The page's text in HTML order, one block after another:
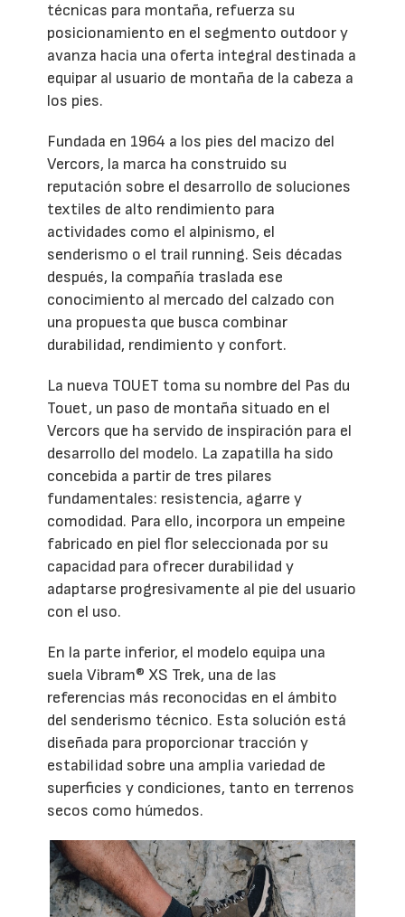
técnicas para montaña, refuerza su
posicionamiento en el segmento outdoor y
avanza hacia una oferta integral destinada a
equipar al usuario de montaña de la cabeza a
los pies.
Fundada en 1964 a los pies del macizo del
Vercors, la marca ha construido su
reputación sobre el desarrollo de soluciones
textiles de alto rendimiento para
actividades como el alpinismo, el
senderismo o el trail running. Seis décadas
después, la compañía traslada ese
conocimiento al mercado del calzado con
una propuesta que busca combinar
durabilidad, rendimiento y confort.
La nueva TOUET toma su nombre del Pas du
Touet, un paso de montaña situado en el
Vercors que ha servido de inspiración para el
desarrollo del modelo. La zapatilla ha sido
concebida a partir de tres pilares
fundamentales: resistencia, agarre y
comodidad. Para ello, incorpora un empeine
fabricado en piel flor seleccionada por su
capacidad para ofrecer durabilidad y
adaptarse progresivamente al pie del usuario
con el uso.
En la parte inferior, el modelo equipa una
suela Vibram® XS Trek, una de las
referencias más reconocidas en el ámbito
del senderismo técnico. Esta solución está
diseñada para proporcionar tracción y
estabilidad sobre una amplia variedad de
superficies y condiciones, tanto en terrenos
secos como húmedos.